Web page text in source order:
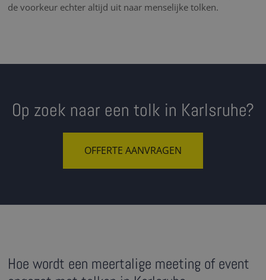
de voorkeur echter altijd uit naar menselijke tolken.
Op zoek naar een tolk in Karlsruhe?
OFFERTE AANVRAGEN
Hoe wordt een meertalige meeting of event